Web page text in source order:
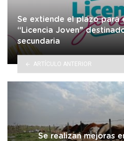
Se extiende el plazo para
“Licencia Joven”
secundaria
ARTÍCULO ANTERIOR
Se realizan mejoras